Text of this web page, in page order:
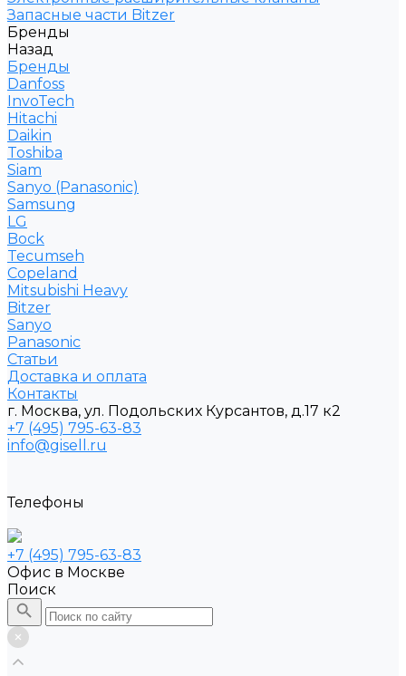
Запасные части Bitzer
Бренды
Назад
Бренды
Danfoss
InvoTech
Hitachi
Daikin
Toshiba
Siam
Sanyo (Panasonic)
Samsung
LG
Bock
Tecumseh
Copeland
Mitsubishi Heavy
Bitzer
Sanyo
Рanasonic
Статьи
Доставка и оплата
Контакты
г. Москва, ул. Подольских Курсантов, д.17 к2
+7 (495) 795-63-83
info@gisell.ru
Телефоны
+7 (495) 795-63-83
Офис в Москве
Поиск